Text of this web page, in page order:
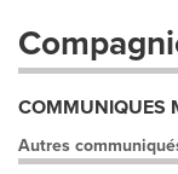
COMMUNIQUES
Autres